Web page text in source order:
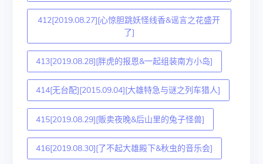
412[2019.08.27][心惊胆跳妖怪线香&谣言之花盛开
了]
413[2019.08.28][胖虎的报恩&一起组装南方小岛]
414[无台配][2015.09.04][大雄特急与谜之列车猎人]
415[2019.08.29][贩卖夜晚&后山里的兔子怪兽]
416[2019.08.30][了不起大雄殿下&秋虫的音乐会]